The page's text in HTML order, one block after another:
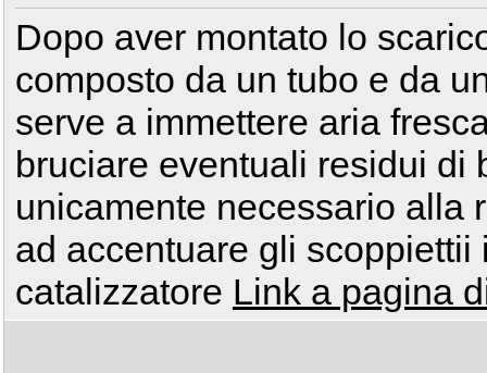
Dopo aver montato lo
composto da un tubo e da
serve a immettere aria
bruciare eventuali residui di
unicamente necessario alla
ad accentuare gli
catalizzatore Link a pagina